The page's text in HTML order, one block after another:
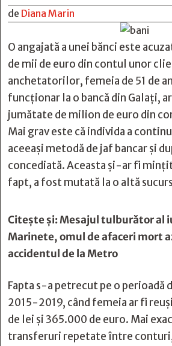
de Diana Marin
O angajată a unei bănci este
de mii de euro din contul unor
anchetatorilor, femeia de 51 de
funcționar la o bancă din Galați,
jumătate de milion de euro din
Mai grav este că individa a
aceeași metodă de jaf bancar şi
concediată. Aceasta și-ar fi
fapt, a fost mutată la o altă
Citește și:Mesajul tulburător al
Marinete, omul de afaceri mort
accidentul de la Metro
Fapta s-a petrecut pe o perioadă
2015-2019, când femeia ar fi
de lei și 365.000 de euro. Mai
transferuri repetate între